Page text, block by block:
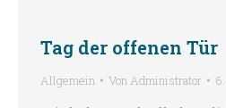
Tag der offenen Tür
Allgemein Von Administrator